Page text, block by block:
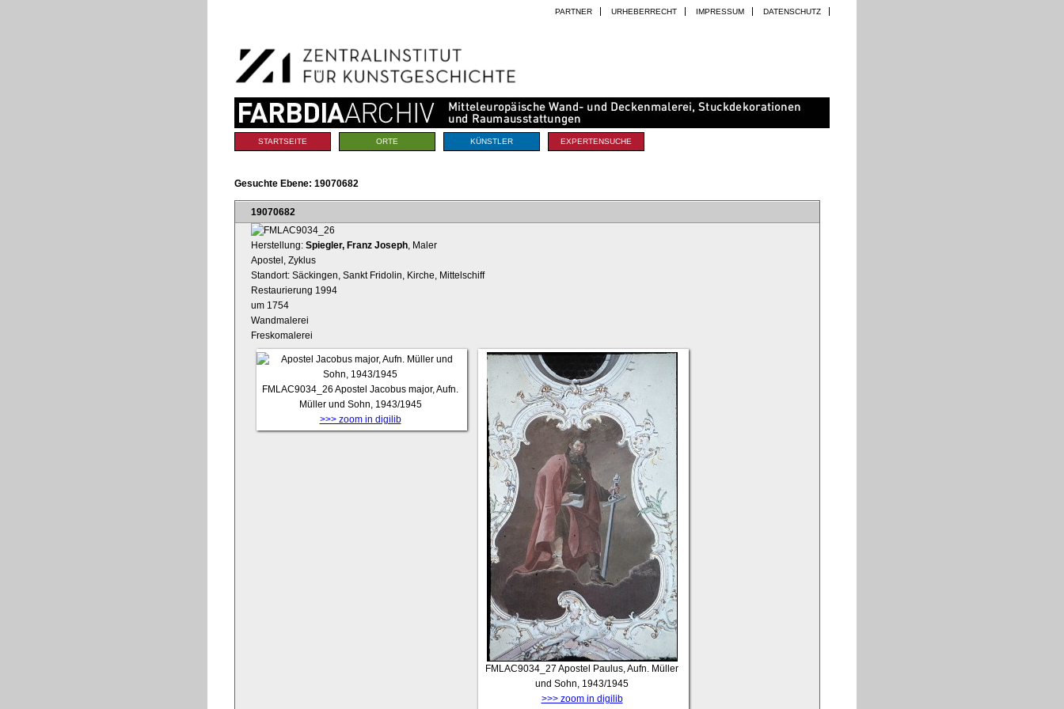
Navigation
PARTNER URHEBERRECHT IMPRESSUM DATENSCHUTZ
Sektionen
STARTSEITE ORTE KÜNSTLER EXPERTENSUCHE
Gesuchte Ebene: 19070682
19070682
Herstellung: Spiegler, Franz Joseph , Maler
Apostel, Zyklus
Standort: Säckingen, Sankt Fridolin, Kirche, Mittelschiff
Restaurierung 1994
um 1754
Wandmalerei
Freskomalerei
FMLAC9034_26 Apostel Jacobus major, Aufn.
Müller und Sohn, 1943/1945
>>> zoom in digilib
FMLAC9034_27 Apostel Paulus, Aufn. Müller
und Sohn, 1943/1945
>>> zoom in digilib